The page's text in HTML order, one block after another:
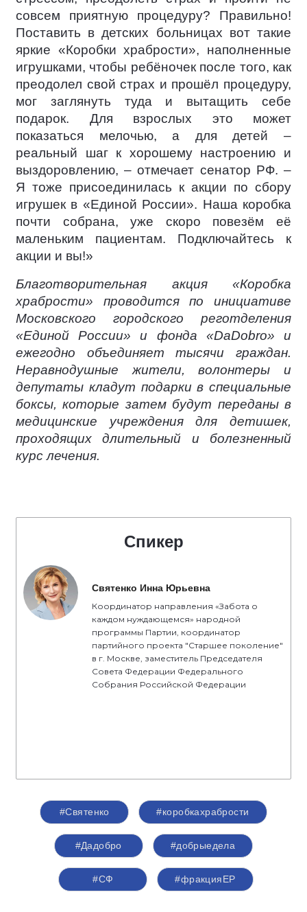
совсем приятную процедуру? Правильно!
Поставить в детских больницах вот такие
яркие «Коробки храбрости», наполненные
игрушками, чтобы ребёночек после того, как
преодолел свой страх и прошёл процедуру,
мог заглянуть туда и вытащить себе
подарок. Для взрослых это может
показаться мелочью, а для детей –
реальный шаг к хорошему настроению и
выздоровлению, – отмечает сенатор РФ. –
Я тоже присоединилась к акции по сбору
игрушек в «Единой России». Наша коробка
почти собрана, уже скоро повезём её
маленьким пациентам. Подключайтесь к
акции и вы!»
Благотворительная акция «Коробка
храбрости» проводится по инициативе
Московского городского реготделения
«Единой России» и фонда «DaDobro» и
ежегодно объединяет тысячи граждан.
Неравнодушные жители, волонтеры и
депутаты кладут подарки в специальные
боксы, которые затем будут переданы в
медицинские учреждения для детишек,
проходящих длительный и болезненный
курс лечения.
Спикер
Святенко Инна Юрьевна
Координатор направления «Забота о
каждом нуждающемся» народной
программы Партии, координатор
партийного проекта "Старшее поколение"
в г. Москве, заместитель Председателя
Совета Федерации Федерального
Собрания Российской Федерации
#Святенко #коробкахрабрости
#Дадобро #добрыедела
#СФ #фракцияЕР